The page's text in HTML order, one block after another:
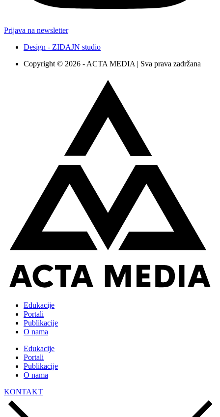
Prijava na newsletter
Design - ZIDAJN studio
Copyright © 2026 - ACTA MEDIA | Sva prava zadržana
Edukacije
Portali
Publikacije
O nama
Edukacije
Portali
Publikacije
O nama
KONTAKT